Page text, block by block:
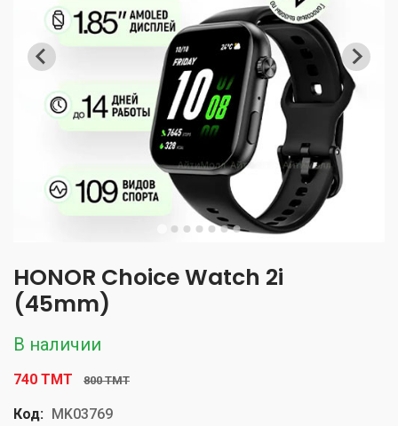
HONOR Choice Watch 2i
(45mm)
В наличии
740 TMT 800 TMT
Код: MK03769